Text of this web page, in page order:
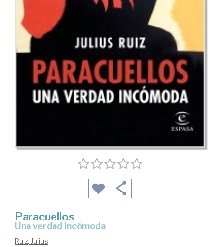
Paracuellos
una verdad incómoda
Ruiz, Julius